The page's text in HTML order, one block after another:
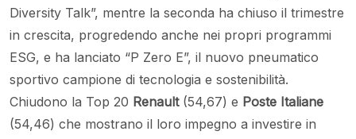
Diversity Talk”, mentre la seconda ha chiuso il trimestre
in crescita, progredendo anche nei propri programmi
ESG, e ha lanciato “P Zero E”, il nuovo pneumatico
sportivo campione di tecnologia e sostenibilità.
Chiudono la Top 20 Renault (54,67) e Poste Italiane
(54,46) che mostrano il loro impegno a investire in